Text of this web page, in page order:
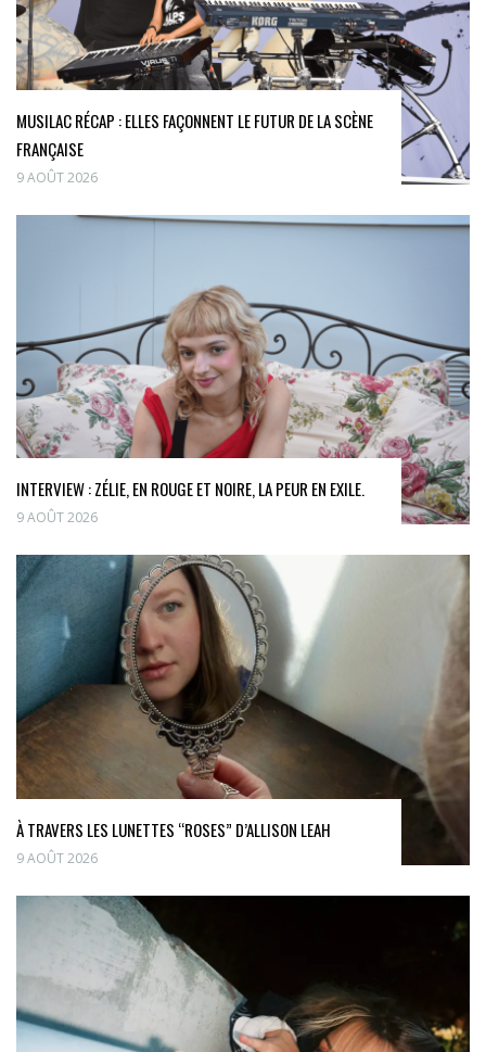
MUSILAC RÉCAP : ELLES FAÇONNENT LE FUTUR DE LA SCÈNE
FRANÇAISE
9 AOÛT 2026
INTERVIEW : ZÉLIE, EN ROUGE ET NOIRE, LA PEUR EN EXILE.
9 AOÛT 2026
À TRAVERS LES LUNETTES “ROSES” D’ALLISON LEAH
9 AOÛT 2026